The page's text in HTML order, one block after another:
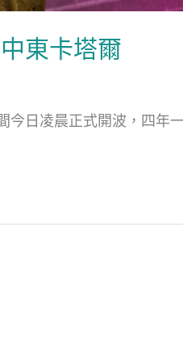
東卡塔爾
今日凌晨正式開波，四年